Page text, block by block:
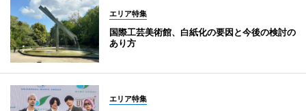
エリア特集
国際工芸美術館、白紙化の要因と今後の検討の
あり方
エリア特集